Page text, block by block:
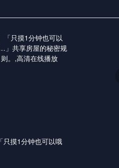
「只摸1分钟也可以哦